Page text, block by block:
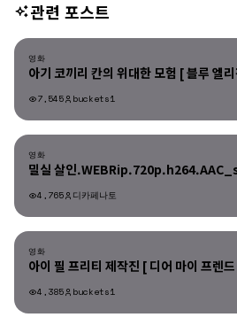
관련 포스트
영화
영화
아기 코끼리 칸의 위대한 모험 [ 블루
7,545 buckets1
영화
영화
밀실 살인
4,765 디카페나토
영화
영화
아이 필 프리티 제작진 [ 디어 마이 프렌
4,385 buckets1